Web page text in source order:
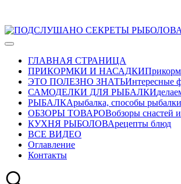
Перейти
к
Развлекательно-
авторский
журнал
рыбалке
ГЛАВНАЯ СТРАНИЦА
ПРИКОРМКИ И НАСАДКИ
ЭТО ПОЛЕЗНО ЗНАТЬИнтересные
САМОДЕЛКИ ДЛЯ РЫБАЛКИ
РЫБАЛКАрыбалка, способы
ОБЗОРЫ ТОВАРОВобзоры снастей
КУХНЯ РЫБОЛОВАрецепты блюд
ВСЕ ВИДЕО
Оглавление
Контакты